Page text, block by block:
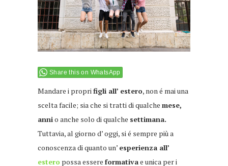
Share this on WhatsApp
Mandare i proprifigli all’ estero, non é mai una
scelta facile; sia che si tratti di qualche mese,
annio anche solo di qualche settimana.
Tuttavia, al giorno d’ oggi, si é sempre più a
conoscenza di quanto un’ esperienza all’
estero possa essere formativae unica per i